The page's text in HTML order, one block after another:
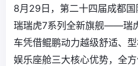
8月29日，第二十四届成都
瑞瑞虎7系列全新旗舰——瑞
车凭借鲲鹏动力越级舒适、
娱乐座舱三大核心优势，全